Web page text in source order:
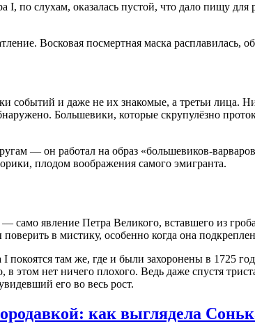
по слухам, оказалась пустой, что дало пищу для
Восковая посмертная маска расплавилась,
событий и даже не их знакомые, а третьи лица.
. Большевики, которые скрупулёзно
— он работал на образ «большевиков-
плодом воображения самого эмигранта.
само явление Петра Великого, вставшего из
в мистику, особенно когда она
там же, где и были захоронены в 1725
этом нет ничего плохого. Ведь даже спустя
его во весь рост.
как выглядела